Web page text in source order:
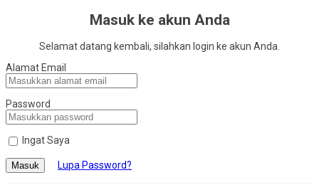
Masuk ke akun Anda
Selamat datang kembali, silahkan login ke akun Anda.
Alamat Email
Password
Ingat Saya
Masuk Lupa Password?